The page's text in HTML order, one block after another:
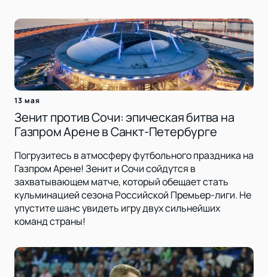
13 мая
Зенит против Сочи: эпическая битва на
Газпром Арене в Санкт-Петербурге
Погрузитесь в атмосферу футбольного праздника на
Газпром Арене! Зенит и Сочи сойдутся в
захватывающем матче, который обещает стать
кульминацией сезона Российской Премьер-лиги. Не
упустите шанс увидеть игру двух сильнейших
команд страны!